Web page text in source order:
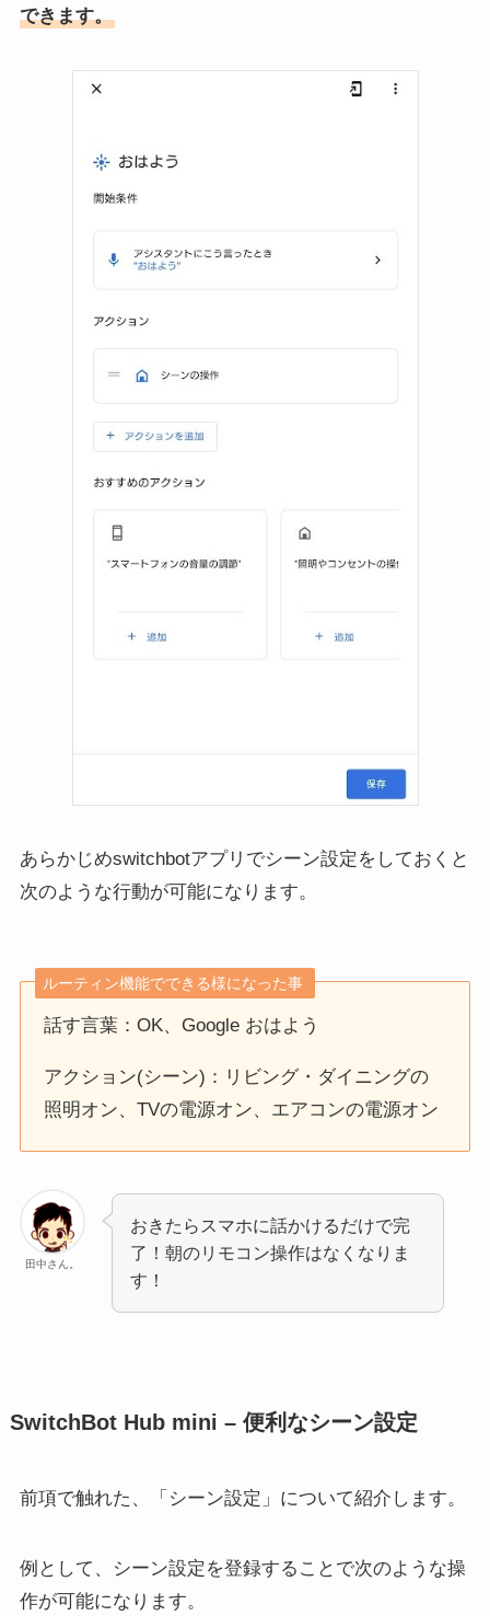
できます。
あらかじめswitchbotアプリでシーン設定をしておくと
次のような行動が可能になります。
ルーティン機能でできる様になった事
話す言葉：OK、Google おはよう
アクション(シーン)：リビング・ダイニングの
照明オン、TVの電源オン、エアコンの電源オン
田中さん。
おきたらスマホに話かけるだけで完
了！朝のリモコン操作はなくなりま
す！
SwitchBot Hub mini – 便利なシーン設定
前項で触れた、「シーン設定」について紹介します。
例として、シーン設定を登録することで次のような操
作が可能になります。